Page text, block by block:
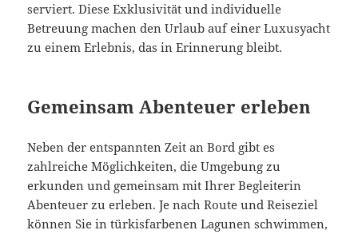
serviert. Diese Exklusivität und individuelle
Betreuung machen den Urlaub auf einer Luxusyacht
zu einem Erlebnis, das in Erinnerung bleibt.
Gemeinsam Abenteuer erleben
Neben der entspannten Zeit an Bord gibt es
zahlreiche Möglichkeiten, die Umgebung zu
erkunden und gemeinsam mit Ihrer Begleiterin
Abenteuer zu erleben. Je nach Route und Reiseziel
können Sie in türkisfarbenen Lagunen schwimmen,